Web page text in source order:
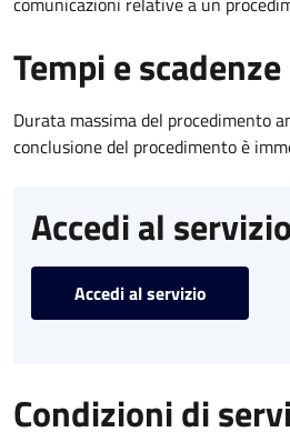
Tempi e scadenze
Durata massima del procedimento
conclusione del procedimento è
Accedi al servizio
Accedi al servizio
Condizioni di